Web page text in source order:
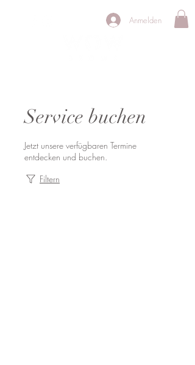
Anmelden
Service buchen
Jetzt unsere verfügbaren Termine
entdecken und buchen.
Filtern